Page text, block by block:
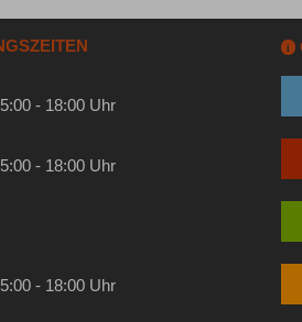
- 18:00 Uhr
- 18:00 Uhr
- 18:00 Uhr
i